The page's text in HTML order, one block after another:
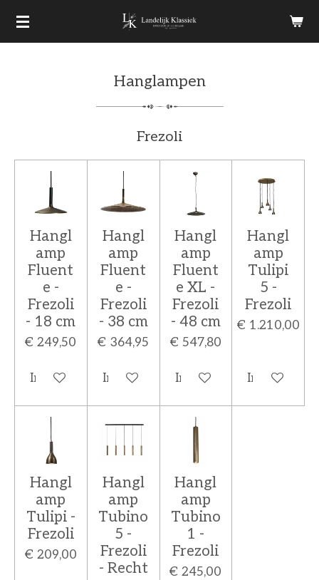
Ga
direct
Hanglampen
Frezoli
Hangl
amp
Fluent
e -
Frezoli
- 18 cm
€ 249,50
In winkelwagen
Hangl
amp
Fluent
e -
Frezoli
- 38 cm
€ 364,95
In winkelwagen
Hangl
amp
Fluent
e XL -
Frezoli
- 48 cm
€ 547,80
In winkelwagen
Hangl
amp
Tulipi
5 -
Frezoli
€ 1.210,00
In
Hangl
amp
Tulipi -
Frezoli
€ 209,00
Hangl
amp
Tubino
5 -
Frezoli
- Recht
Hangl
amp
Tubino
1 -
Frezoli
€ 245,00